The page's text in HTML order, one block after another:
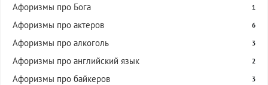
Афоризмы про Бога 1
Афоризмы про актеров 6
Афоризмы про алкоголь 3
Афоризмы про английский язык 2
Афоризмы про байкеров 3